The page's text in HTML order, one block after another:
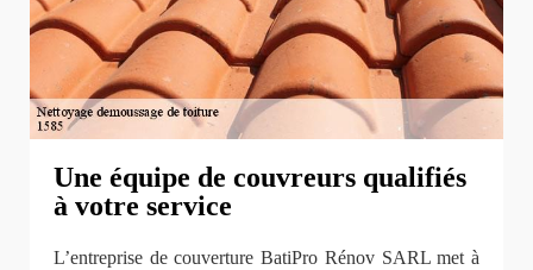
Une équipe de couvreurs qualifiés
à votre service
L’entreprise de couverture BatiPro Rénov SARL met à